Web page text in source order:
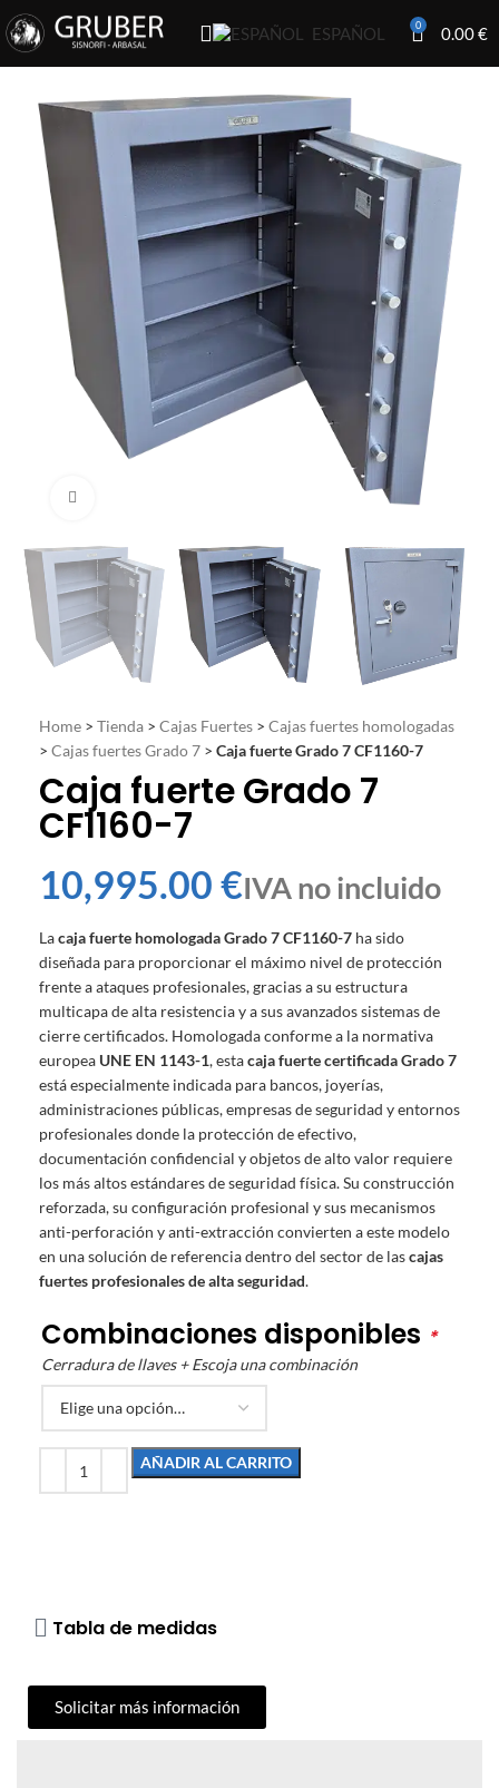
ESPAÑOL 0 0.00€
Home > Tienda > Cajas Fuertes > Cajas fuertes homologadas
> Cajas fuertes Grado 7 > Caja fuerte Grado 7 CF1160-7
Caja fuerte Grado 7
CF1160-7
€
Lacaja fuerte homologada Grado 7 CF1160-7 ha sido
diseñada para proporcionar el máximo nivel de protección
frente a ataques profesionales, gracias a su estructura
multicapa de alta resistencia y a sus avanzados sistemas de
cierre certificados. Homologada conforme a la normativa
europea UNE EN 1143-1, estacaja fuerte certificada Grado 7
está especialmente indicada para bancos, joyerías,
administraciones públicas, empresas de seguridad y entornos
profesionales donde la protección de efectivo,
documentación confidencial y objetos de alto valor requiere
los más altos estándares de seguridad física. Su construcción
reforzada, su configuración profesional y sus mecanismos
anti-perforación y anti-extracción convierten a este modelo
en una solución de referencia dentro del sector de lascajas
fuertes profesionales de alta seguridad.
Combinaciones disponibles *
Cerradura de llaves + Escoja una combinación
AÑADIR AL CARRITO
Tabla de medidas
Solicitar más información